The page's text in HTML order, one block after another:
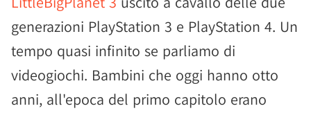
generazioni PlayStation 3 e PlayStation 4. Un
tempo quasi infinito se parliamo di
videogiochi. Bambini che oggi hanno otto
anni, all'epoca del primo capitolo erano